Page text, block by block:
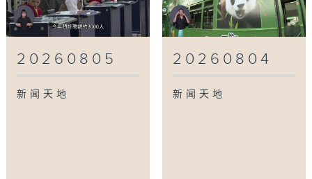
20260805
新闻天地
20260804
新闻天地